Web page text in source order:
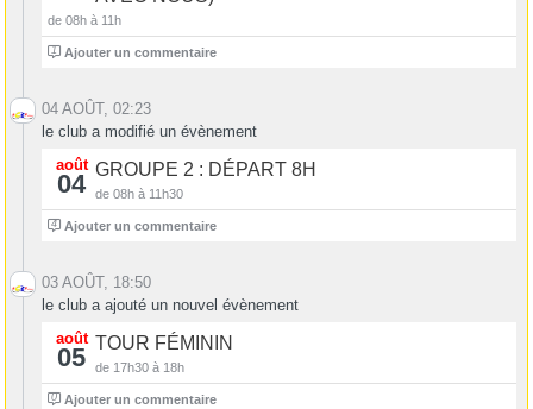
de 08h à 11h
1 Ajouter un commentaire
04 AOÛT, 02:23
le club a modifié un évènement
août
04 GROUPE 2 : DÉPART 8H
de 08h à 11h30
4 Ajouter un commentaire
03 AOÛT, 18:50
le club a ajouté un nouvel évènement
août
05 TOUR FÉMININ
de 17h30 à 18h
0 Ajouter un commentaire